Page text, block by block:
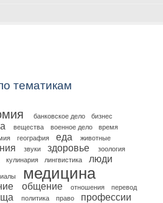
тематикам
банковское дело бизнес
вещества военное дело
время
география еда животные
звуки здоровье
зоология
кулинария лингвистика люди
медицина
общение отношения
перевод
политика право
профессии